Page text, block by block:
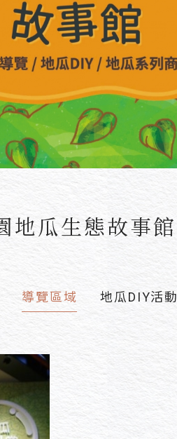
地瓜生態故事館
導覽區域 地瓜DIY活動